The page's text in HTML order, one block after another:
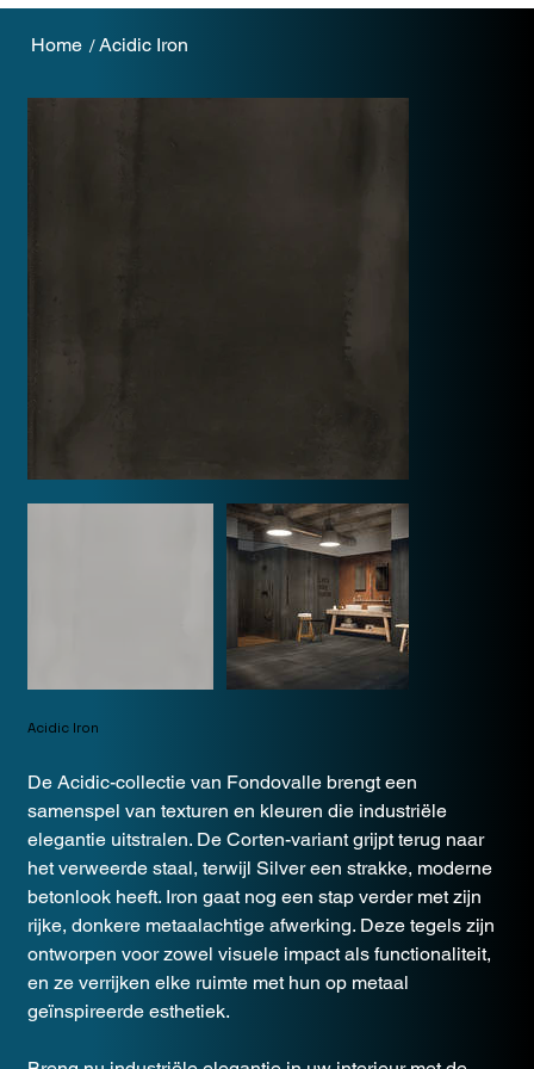
Home /Acidic Iron
Acidic Iron
De Acidic-collectie van Fondovalle brengt een
samenspel van texturen en kleuren die industriële
elegantie uitstralen. De Corten-variant grijpt terug naar
het verweerde staal, terwijl Silver een strakke, moderne
betonlook heeft. Iron gaat nog een stap verder met zijn
rijke, donkere metaalachtige afwerking. Deze tegels zijn
ontworpen voor zowel visuele impact als functionaliteit,
en ze verrijken elke ruimte met hun op metaal
geïnspireerde esthetiek.